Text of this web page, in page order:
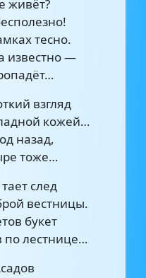
живёт?
тесно.
известно —
взгляд
кожей…
назад,
тоже…
след
вестницы.
букет
по лестнице…